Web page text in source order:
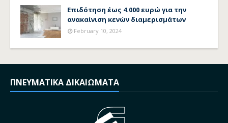
Επιδότηση έως 4.000 ευρώ για την
ανακαίνιση κενών διαμερισμάτων
February 10, 2024
ΠΝΕΥΜΑΤΙΚΑ ΔΙΚΑΙΩΜΑΤΑ